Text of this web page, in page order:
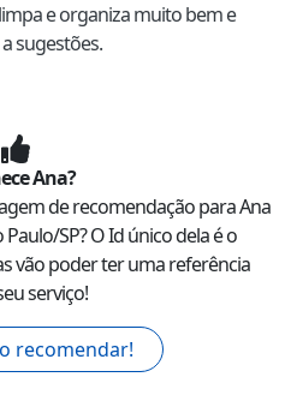
e organiza muito bem e
sugestões.
Ana?
de recomendação paraAna
Paulo/SP? O Id único dela é o
vão poder ter uma referência
serviço!
recomendar!